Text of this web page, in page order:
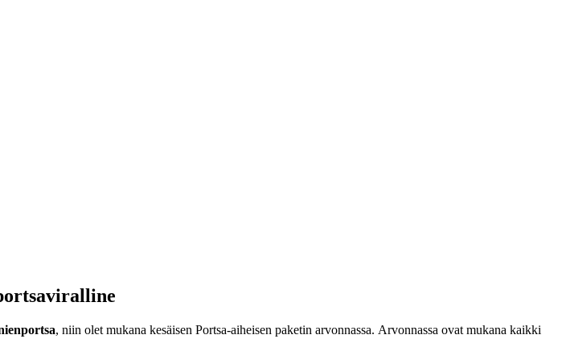
, niin olet mukana kesäisen Portsa-aiheisen paketin arvonnassa. Arvonnassa ovat mukana kaikki